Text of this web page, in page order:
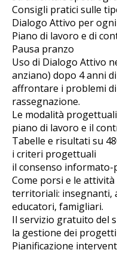
Consigli pratici sulle
Dialogo Attivo per
Piano di lavoro e di
Pausa pranzo
Uso di Dialogo Attivo
anziano) dopo 4 anni
affrontare i problemi
rassegnazione.
Le modalità
piano di lavoro e il
Tabelle e risultati su
i criteri progettuali
il consenso informato-
Come porsi e le
territoriali: insegnanti,
educatori, famigliari.
Il servizio gratuito del
la gestione dei
Pianificazione